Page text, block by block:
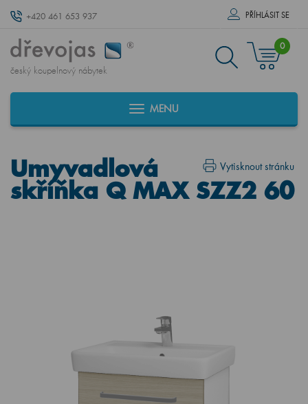
+420 461 653 937 PŘÍHLÁSIT SE
český koupelnový nábytek
0
MENU
Vytisknout stránku
Umyvadlová
skříňka Q MAX SZZ2 60